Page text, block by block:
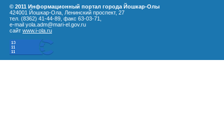
© 2011 Информационный портал города Йошкар-Олы
424001 Йошкар-Ола, Ленинский проспект, 27
тел. (8362) 41-44-89, факс 63-03-71,
e-mail yola.adm@mari-el.gov.ru
сайт www.i-ola.ru